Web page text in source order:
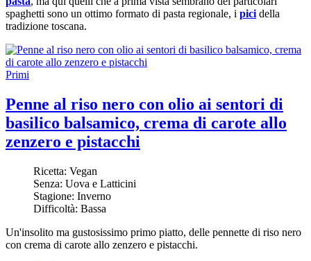
spaghetti sono un ottimo formato di pasta regionale, i pici della
tradizione toscana.
Primi
Penne al riso nero con olio ai sentori di
basilico balsamico, crema di carote allo
zenzero e pistacchi
Ricetta: Vegan
Senza: Uova e Latticini
Stagione: Inverno
Difficoltà: Bassa
Un'insolito ma gustosissimo primo piatto, delle pennette di riso nero
con crema di carote allo zenzero e pistacchi.